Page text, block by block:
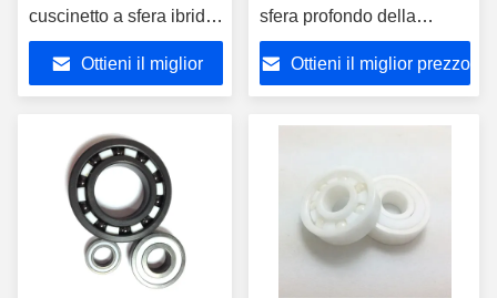
cuscinetto a sfera ibrido
dei CB 6700RS 10*15*4
dell'acciaio inossidabile
Ottieni il miglior
sfera profondo della
scanalatura dei cuscinetti
ceramici di Shimano della
bobina
Ottieni il miglior prezzo